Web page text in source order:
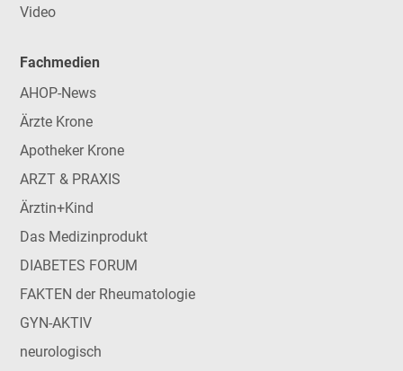
Video
Fachmedien
AHOP-News
Ärzte Krone
Apotheker Krone
ARZT & PRAXIS
Ärztin+Kind
Das Medizinprodukt
DIABETES FORUM
FAKTEN der Rheumatologie
GYN-AKTIV
neurologisch